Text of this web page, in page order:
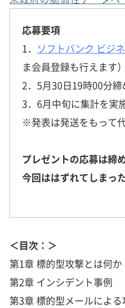
応募要項
1． ソフトバンク ビジ
ま会員登録も行えます）
2．5月30日19時00分締
3．6月中旬に集計を実
※発表は発送をもって
プレゼントの応募は締
今回ははずれてしまっ
＜目次：＞
第1章 標的型攻撃とは何か
第2章 インシデント事例
第3章 標的型メールによ